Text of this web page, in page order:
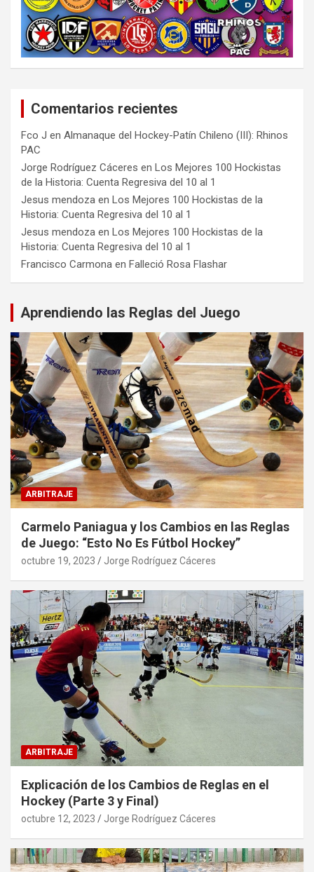
Comentarios recientes
Fco J en Almanaque del Hockey-Patín Chileno (III): Rhinos
PAC
Jorge Rodríguez Cáceres en Los Mejores 100 Hockistas
de la Historia: Cuenta Regresiva del 10 al 1
Jesus mendoza en Los Mejores 100 Hockistas de la
Historia: Cuenta Regresiva del 10 al 1
Jesus mendoza en Los Mejores 100 Hockistas de la
Historia: Cuenta Regresiva del 10 al 1
Francisco Carmona en Falleció Rosa Flashar
Aprendiendo las Reglas del Juego
ARBITRAJE
Carmelo Paniagua y los Cambios en las Reglas
de Juego: “Esto No Es Fútbol Hockey”
octubre 19, 2023 Jorge Rodríguez Cáceres
ARBITRAJE
Explicación de los Cambios de Reglas en el
Hockey (Parte 3 y Final)
octubre 12, 2023 Jorge Rodríguez Cáceres